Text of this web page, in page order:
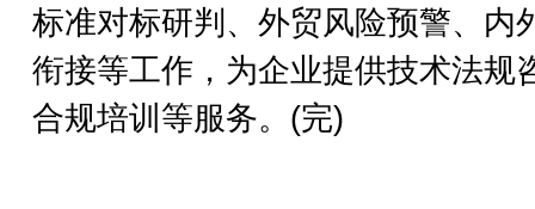
标准对标研判、外贸风险预警、内
衔接等工作，为企业提供技术法规
合规培训等服务。(完)